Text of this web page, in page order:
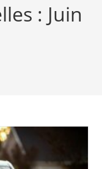
: Juin